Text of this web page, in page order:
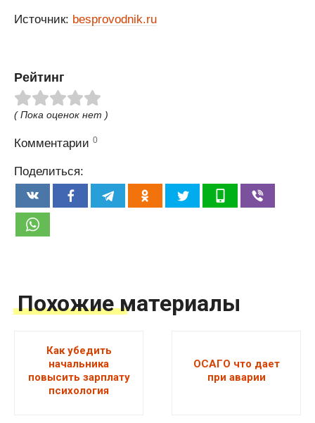
Источник: besprovodnik.ru
Рейтинг
( Пока оценок нет )
Комментарии 0
Поделиться:
Похожие материалы
Как убедить
начальника
повысить зарплату
психология
ОСАГО что дает
при аварии